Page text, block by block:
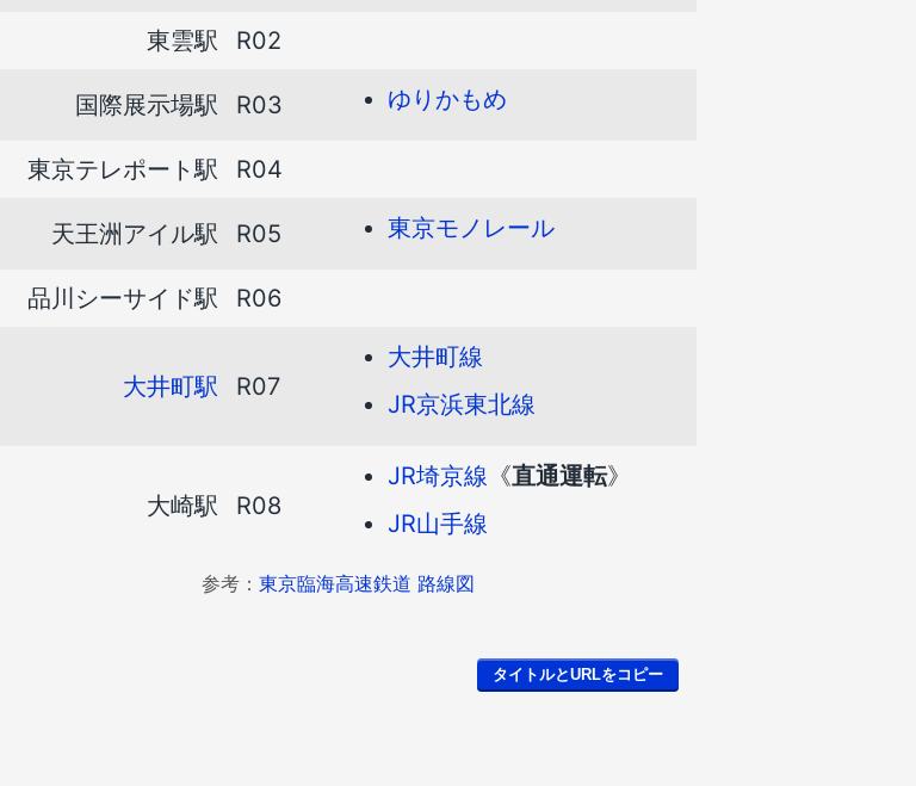
東雲駅 R02
国際展示場駅 R03 ゆりかもめ
東京テレポート駅 R04
天王洲アイル駅 R05 東京モノレール
品川シーサイド駅 R06
大井町駅 R07
大井町線
JR京浜東北線
大崎駅 R08
JR埼京線 《直通運転》
JR山手線
参考：東京臨海高速鉄道 路線図
タイトルとURLをコピー